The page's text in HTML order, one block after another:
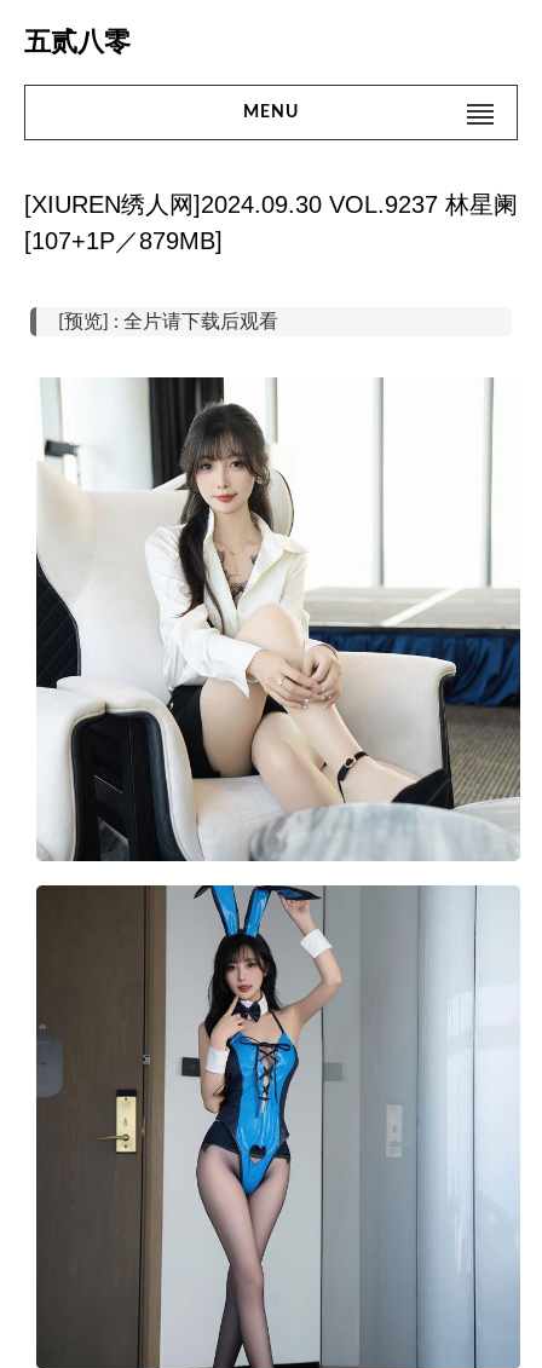
五贰八零
MENU
for:
精品
微密圈
内购俬拍
影像
韩合辑
资源合辑
网站导航
登录
注册
**注册必看**
[XIUREN绣人网]2024.09.30 VOL.9237 林星阑
[107+1P／879MB]
[预览] : 全片请下载后观看